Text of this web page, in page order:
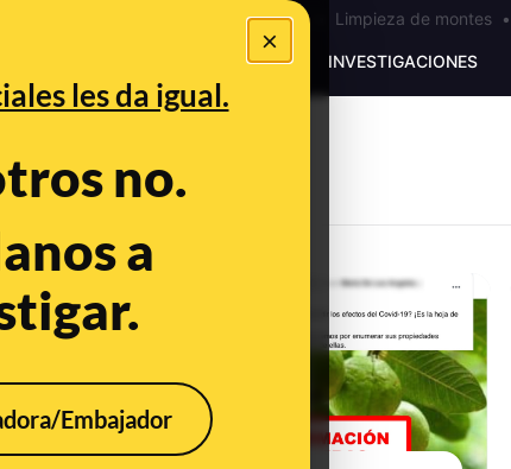
×
les da igual.
no.
a
Embajador
Bulos Ceuta • Limpieza de montes•
PREBUNKING INVESTIGACIONES